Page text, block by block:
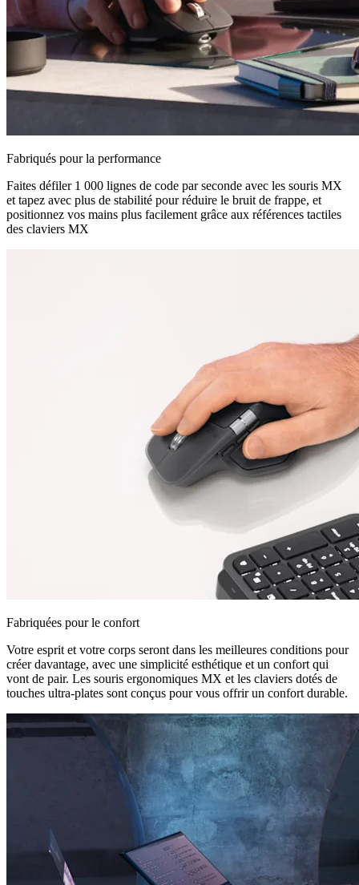
Fabriqués pour la performance
Faites défiler 1 000 lignes de code par seconde avec les souris MX
et tapez avec plus de stabilité pour réduire le bruit de frappe, et
positionnez vos mains plus facilement grâce aux références tactiles
des claviers MX
Fabriquées pour le confort
Votre esprit et votre corps seront dans les meilleures conditions pour
créer davantage, avec une simplicité esthétique et un confort qui
vont de pair. Les souris ergonomiques MX et les claviers dotés de
touches ultra-plates sont conçus pour vous offrir un confort durable.